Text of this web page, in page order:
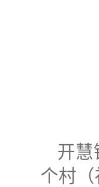
开慧
个村